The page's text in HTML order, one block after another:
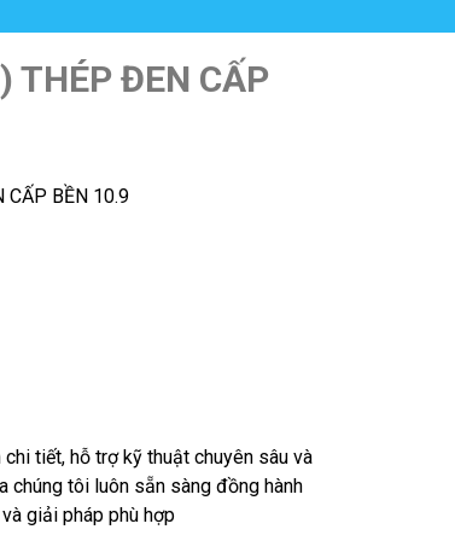
THÉP ĐEN CẤP
CẤP BỀN 10.9
tiết, hỗ trợ kỹ thuật chuyên sâu và
chúng tôi luôn sẵn sàng đồng hành
giải pháp phù hợp